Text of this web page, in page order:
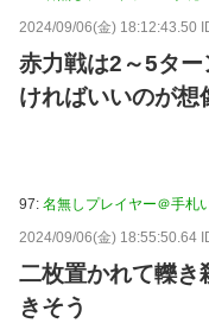
2024/09/06(金) 18:12:43.50
赤力戦は2～5タ
ければいいのが想
97: 名無しプレイヤー＠手札
2024/09/06(金) 18:55:50.64
二枚置かれて轢き
きそう